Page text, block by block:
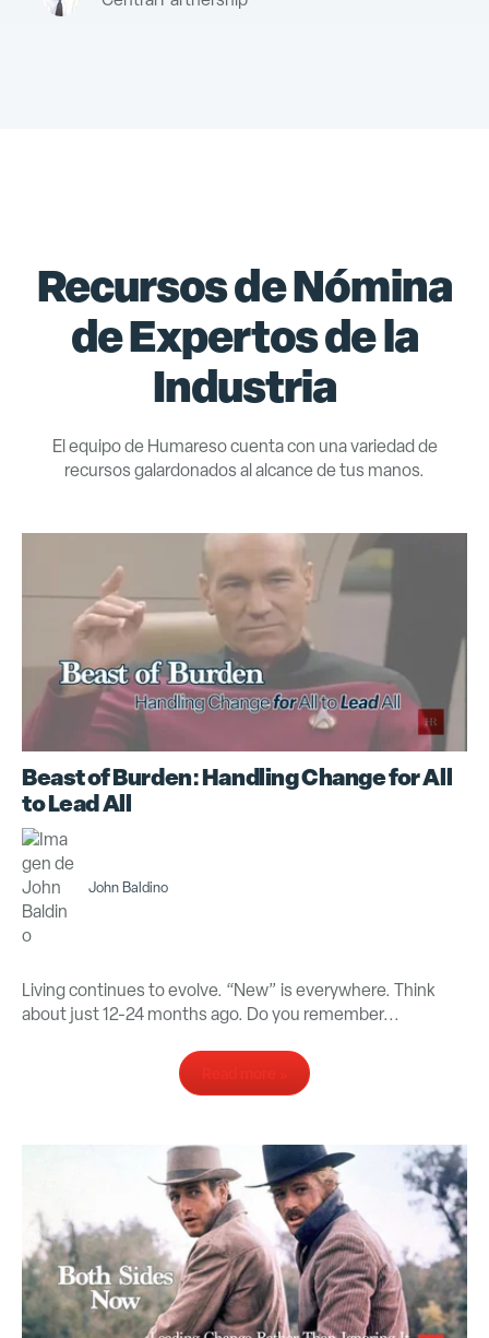
Recursos de Nómina
de Expertos de la
Industria
El equipo de Humareso cuenta con una variedad de
recursos galardonados al alcance de tus manos.
Beast of Burden: Handling Change for All
to Lead All
John Baldino
Living continues to evolve. “New” is everywhere. Think
about just 12-24 months ago. Do you remember...
Read more »